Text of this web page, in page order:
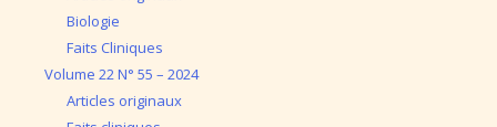
Biologie
Faits Cliniques
Volume 22 N° 55 – 2024
Articles originaux